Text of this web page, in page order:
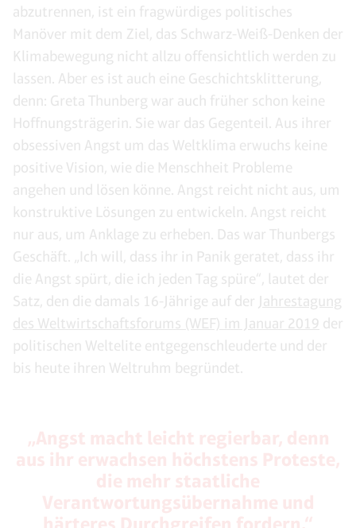
abzutrennen, ist ein fragwürdiges politisches
Manöver mit dem Ziel, das Schwarz-Weiß-Denken der
Klimabewegung nicht allzu offensichtlich werden zu
lassen. Aber es ist auch eine Geschichtsklitterung,
denn: Greta Thunberg war auch früher schon keine
Hoffnungsträgerin. Sie war das Gegenteil. Aus ihrer
obsessiven Angst um das Weltklima erwuchs keine
positive Vision, wie die Menschheit Probleme
angehen und lösen könne. Angst reicht nicht aus, um
konstruktive Lösungen zu entwickeln. Angst reicht
nur aus, um Anklage zu erheben. Das war Thunbergs
Geschäft. „Ich will, dass ihr in Panik geratet, dass ihr
die Angst spürt, die ich jeden Tag spüre“, lautet der
Satz, den die damals 16-Jährige auf der Jahrestagung
des Weltwirtschaftsforums (WEF) im Januar 2019 der
politischen Weltelite entgegenschleuderte und der
bis heute ihren Weltruhm begründet.